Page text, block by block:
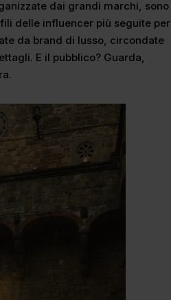
dai grandi marchi, sono
delle influencer più seguite per
da brand di lusso, circondate
E il pubblico? Guarda,